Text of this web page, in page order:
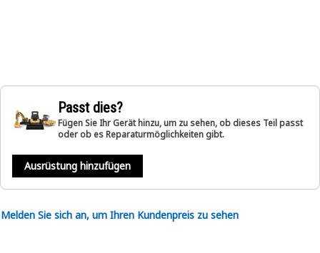
Passt dies?
Fügen Sie Ihr Gerät hinzu, um zu sehen, ob dieses Teil passt
oder ob es Reparaturmöglichkeiten gibt.
Ausrüstung hinzufügen
Melden Sie sich an, um Ihren Kundenpreis zu sehen